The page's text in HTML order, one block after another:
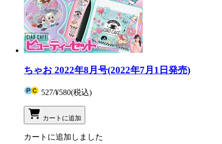
ちゃお 2022年8月号(2022年7月1日発売)
527/¥580(税込)
カートに追加
カートに追加しました